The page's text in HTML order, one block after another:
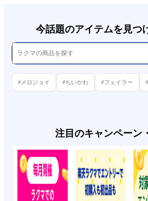
今話題のアイテムを見つ
#メロジョイ #ちいかわ #フェイラー
注目のキャンペーン